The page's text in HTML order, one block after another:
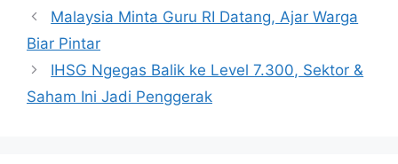
Malaysia Minta Guru RI Datang, Ajar Warga
Biar Pintar
IHSG Ngegas Balik ke Level 7.300, Sektor &
Saham Ini Jadi Penggerak